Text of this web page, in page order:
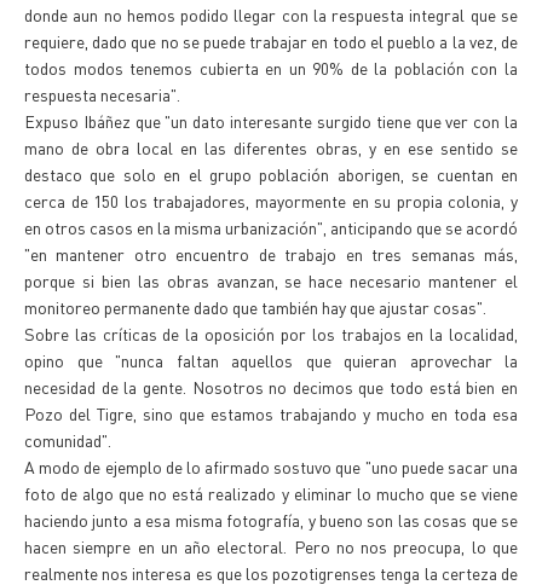
donde aun no hemos podido llegar con la respuesta integral que se
requiere, dado que no se puede trabajar en todo el pueblo a la vez, de
todos modos tenemos cubierta en un 90% de la población con la
respuesta necesaria".
Expuso Ibáñez que "un dato interesante surgido tiene que ver con la
mano de obra local en las diferentes obras, y en ese sentido se
destaco que solo en el grupo población aborigen, se cuentan en
cerca de 150 los trabajadores, mayormente en su propia colonia, y
en otros casos en la misma urbanización", anticipando que se acordó
"en mantener otro encuentro de trabajo en tres semanas más,
porque si bien las obras avanzan, se hace necesario mantener el
monitoreo permanente dado que también hay que ajustar cosas".
Sobre las críticas de la oposición por los trabajos en la localidad,
opino que "nunca faltan aquellos que quieran aprovechar la
necesidad de la gente. Nosotros no decimos que todo está bien en
Pozo del Tigre, sino que estamos trabajando y mucho en toda esa
comunidad".
A modo de ejemplo de lo afirmado sostuvo que "uno puede sacar una
foto de algo que no está realizado y eliminar lo mucho que se viene
haciendo junto a esa misma fotografía, y bueno son las cosas que se
hacen siempre en un año electoral. Pero no nos preocupa, lo que
realmente nos interesa es que los pozotigrenses tenga la certeza de